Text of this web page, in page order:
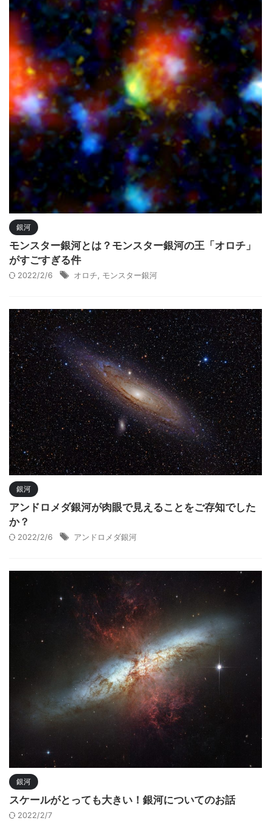
銀河
モンスター銀河とは？モンスター銀河の王「オロチ」
がすごすぎる件
2022/2/6 オロチ, モンスター銀河
銀河
アンドロメダ銀河が肉眼で見えることをご存知でした
か？
2022/2/6 アンドロメダ銀河
銀河
スケールがとっても大きい！銀河についてのお話
2022/2/7